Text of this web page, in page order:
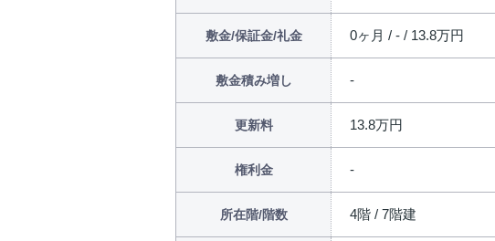
敷金/保証金/礼金 0ヶ月 / - / 13.8万円
敷金積み増し
更新料 13.8万円
権利金
所在階/階数 4階 / 7階建